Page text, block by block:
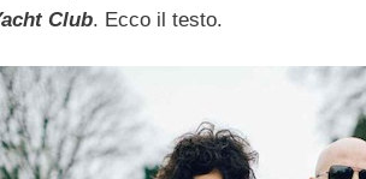
Club. Ecco il testo.